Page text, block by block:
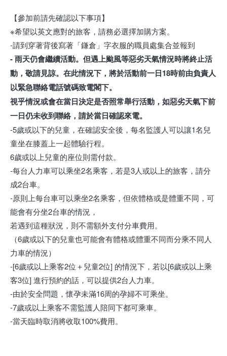
【參加前請先確認以下事項】
※希望以英文應對的旅客，請務必選擇加購方案。
-請到穿著背後寫著「鎌倉」字衣服的職員處集合並報到
- 雨天仍會繼續活動。但遇上颱風等惡劣天氣情況時將終止活
動，敬請見諒。在此情況下，將於活動前一日18時前由負責人
以緊急聯絡電話號碼致電閣下。
視乎情況或會在當日決定是否照常舉行活動，如惡劣天氣下前
一日仍未收到聯絡，請於當日確認來電。
-5歲或以下的兒童，在確認安全後，每名監護人可以讓1名兒
童坐在膝蓋上一起體驗行程。
6歲或以上兒童的座位則需付款。
-每台人力車可以乘坐2名乘客，若是3人或以上的旅客，請分
成2台車。
-原則上每台車可以乘坐2名乘客，但依體格或是體重不同，可
能會有分坐2台車的情況，
若遇到這種狀況，則不需額外支付分車費用。
（6歲或以下的兒童也可能會有體格或體重不同而分乘不同人
力車的情況）
-[6歲或以上乘客2位＋兒童2位] 的情況下，若以[6歲或以上乘
客3位] 進行預約的話，可以提供2台人力車。
-由於安全問題，懷孕未滿16周的孕婦不可乘坐。
-7歲或以上乘客不需監護人陪同下都可乘車。
-當天臨時取消將收取100%費用。